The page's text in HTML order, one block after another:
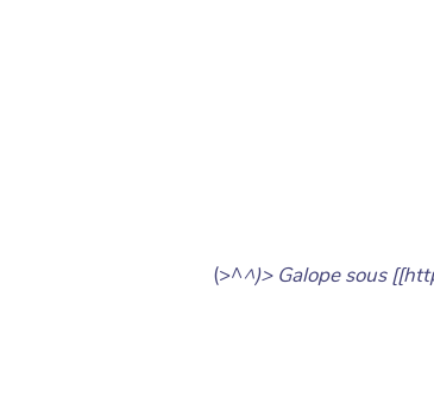
(>^^)> Galope sous